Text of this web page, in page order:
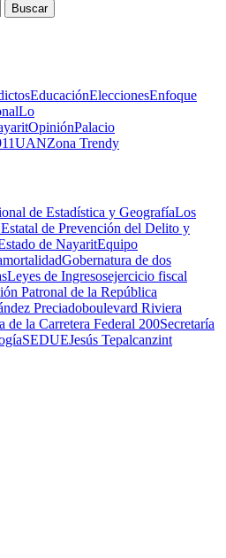
EducaciónEleccionesEnfoque
Lo
OpiniónPalacio
UANZona Trendy
de Estadística y GeografíaLos
de Prevención del Delito y
de NayaritEquipo
mortalidadGobernatura de dos
Leyes de Ingresosejercicio fiscal
Patronal de la República
Preciadoboulevard Riviera
de la Carretera Federal 200Secretaría
SEDUEJesús Tepalcanzint